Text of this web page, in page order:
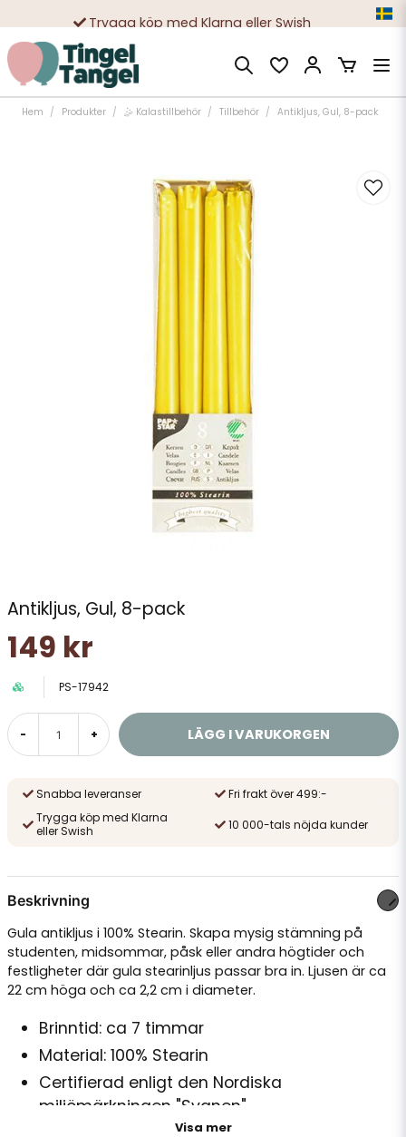
Trygga köp med Klarna eller Swish
10 000-tals nöjda kunder
Hem Produkter 🤹 Kalastillbehör Tillbehör Antikljus, Gul, 8-pack
Antikljus, Gul, 8-pack
149 kr
PS-17942
- + LÄGG I VARUKORGEN
Snabba leveranser
Fri frakt över 499:-
Trygga köp med Klarna
eller Swish
10 000-tals nöjda kunder
Beskrivning
Gula antikljus i 100% Stearin. Skapa mysig stämning på
studenten, midsommar, påsk eller andra högtider och
festligheter där gula stearinljus passar bra in. Ljusen är ca
22 cm höga och ca 2,2 cm i diameter.
Brinntid: ca 7 timmar
Material: 100% Stearin
Certifierad enligt den Nordiska
miljömärkningen "Svanen"
Visa mer